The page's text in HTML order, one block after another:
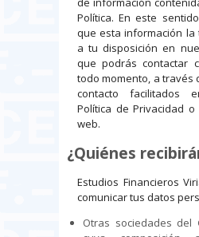
Política. En este
que esta información la
a tu disposición en
que podrás contactar
todo momento, a través
contacto facilitados
Política de Privacidad
web.
¿Quiénes
Estudios Financieros
comunicar tus datos
Otras sociedades del